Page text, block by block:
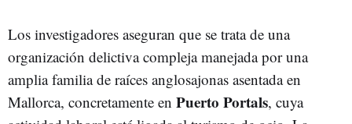
Los investigadores aseguran que se trata de una
organización delictiva compleja manejada por una
amplia familia de raíces anglosajonas asentada en
Mallorca, concretamente en Puerto Portals, cuya